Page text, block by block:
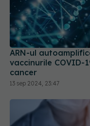
ARN-ul
vaccinurile COVID-
cancer
13 sep 2024, 23:47